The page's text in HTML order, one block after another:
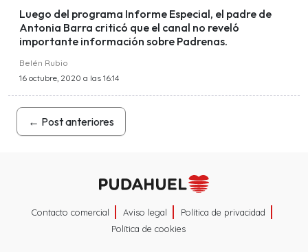
Luego del programa Informe Especial, el padre de
Antonia Barra criticó que el canal no reveló
importante información sobre Padrenas.
Belén Rubio
16 octubre, 2020 a las 16:14
← Post anteriores
Contacto comercial Aviso legal
Política de privacidad
Política de cookies